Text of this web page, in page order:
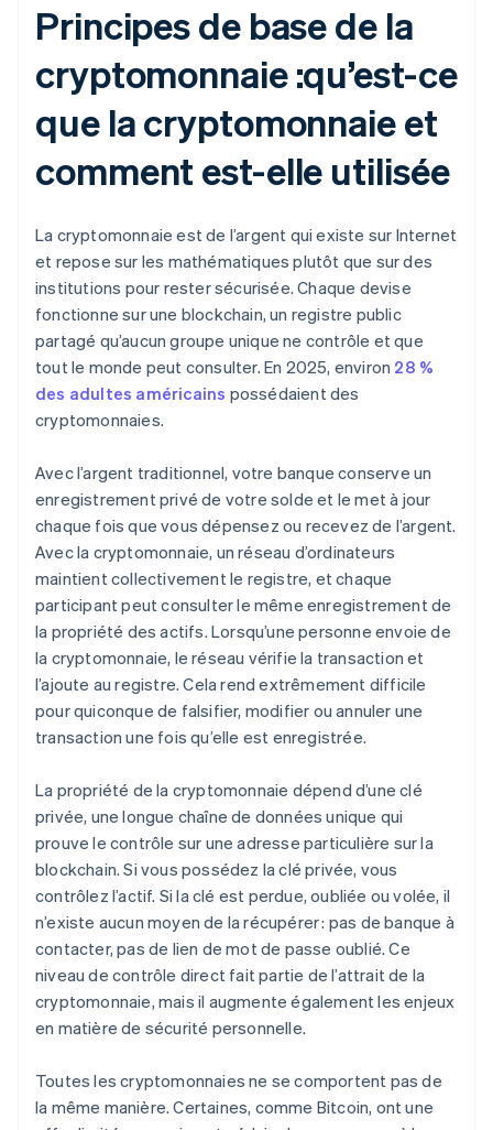
Principes de base de la
cryptomonnaie :qu’est-ce
que la cryptomonnaie et
comment est-elle utilisée
La cryptomonnaie est de l’argent qui existe sur Internet
et repose sur les mathématiques plutôt que sur des
institutions pour rester sécurisée. Chaque devise
fonctionne sur une blockchain, un registre public
partagé qu’aucun groupe unique ne contrôle et que
tout le monde peut consulter. En 2025, environ 28 %
des adultes américains possédaient des
cryptomonnaies.
Avec l’argent traditionnel, votre banque conserve un
enregistrement privé de votre solde et le met à jour
chaque fois que vous dépensez ou recevez de l’argent.
Avec la cryptomonnaie, un réseau d’ordinateurs
maintient collectivement le registre, et chaque
participant peut consulter le même enregistrement de
la propriété des actifs. Lorsqu’une personne envoie de
la cryptomonnaie, le réseau vérifie la transaction et
l’ajoute au registre. Cela rend extrêmement difficile
pour quiconque de falsifier, modifier ou annuler une
transaction une fois qu’elle est enregistrée.
La propriété de la cryptomonnaie dépend d’une clé
privée, une longue chaîne de données unique qui
prouve le contrôle sur une adresse particulière sur la
blockchain. Si vous possédez la clé privée, vous
contrôlez l’actif. Si la clé est perdue, oubliée ou volée, il
n’existe aucun moyen de la récupérer : pas de banque à
contacter, pas de lien de mot de passe oublié. Ce
niveau de contrôle direct fait partie de l’attrait de la
cryptomonnaie, mais il augmente également les enjeux
en matière de sécurité personnelle.
Toutes les cryptomonnaies ne se comportent pas de
la même manière. Certaines, comme Bitcoin, ont une